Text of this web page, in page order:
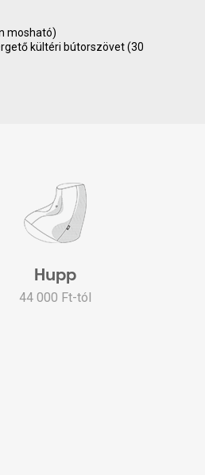
mosható)
kültéri bútorszövet (30
Hupp
44 000 Ft-tól